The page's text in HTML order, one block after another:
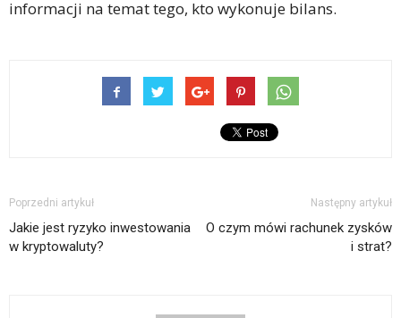
informacji na temat tego, kto wykonuje bilans.
Poprzedni artykuł
Jakie jest ryzyko inwestowania
w kryptowaluty?
Następny artykuł
O czym mówi rachunek zysków
i strat?